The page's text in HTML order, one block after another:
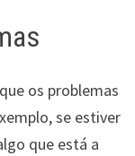
os problemas
se estiver
que está a